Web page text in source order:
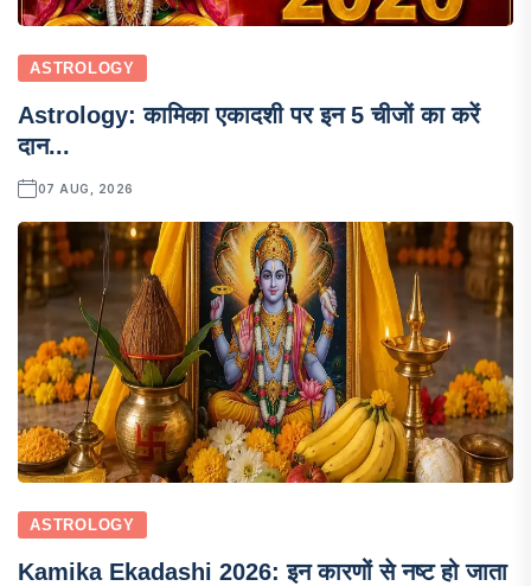
ASTROLOGY
Astrology: कामिका एकादशी पर इन 5 चीजों का करें
दान...
07 AUG, 2026
ASTROLOGY
Kamika Ekadashi 2026: इन कारणों से नष्ट हो जाता